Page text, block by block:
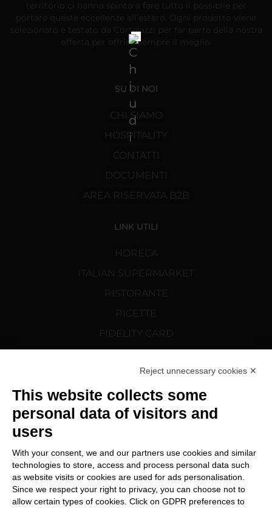
selezionato e testato da Cortelazzi per far parte della nostra
offerta per offrirti sempre il meglio.
SU DI NOI
CHI SIAMO
HOSPITALITY
CONTATTI
DOCUMENTI
AREA RISERVATA B2B
LINK UTILI
NEWS
SCOPRI CORTELAZZI.SK
Modifica preferenze Cookie
Reject unnecessary cookies ✕
This website collects some
personal data of visitors and
users
With your consent, we and our partners use cookies and similar
technologies to store, access and process personal data such
as website visits or cookies are used for ads personalisation.
Since we respect your right to privacy, you can choose not to
allow certain types of cookies. Click on GDPR preferences to